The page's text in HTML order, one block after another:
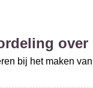
bij het maken